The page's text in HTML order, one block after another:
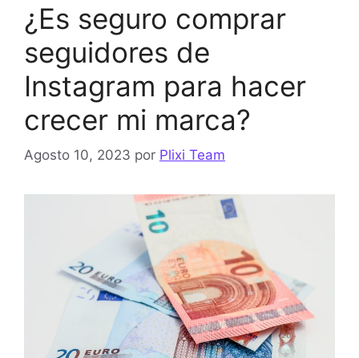
¿Es seguro comprar
seguidores de
Instagram para hacer
crecer mi marca?
Agosto 10, 2023 por Plixi Team